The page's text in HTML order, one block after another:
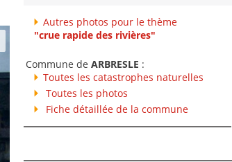
Autres photos pour le thème
"crue rapide des rivières"
Commune de ARBRESLE :
Toutes les catastrophes naturelles
Toutes les photos
Fiche détaillée de la commune